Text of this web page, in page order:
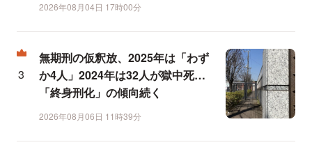
2026年08月04日 17時00分
無期刑の仮釈放、2025年は「わず
か4人」2024年は32人が獄中死…
「終身刑化」の傾向続く
2026年08月06日 11時39分